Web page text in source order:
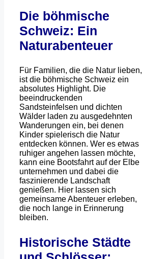
Die böhmische
Schweiz: Ein
Naturabenteuer
Für Familien, die die Natur lieben,
ist die böhmische Schweiz ein
absolutes Highlight. Die
beeindruckenden
Sandsteinfelsen und dichten
Wälder laden zu ausgedehnten
Wanderungen ein, bei denen
Kinder spielerisch die Natur
entdecken können. Wer es etwas
ruhiger angehen lassen möchte,
kann eine Bootsfahrt auf der Elbe
unternehmen und dabei die
faszinierende Landschaft
genießen. Hier lassen sich
gemeinsame Abenteuer erleben,
die noch lange in Erinnerung
bleiben.
Historische Städte